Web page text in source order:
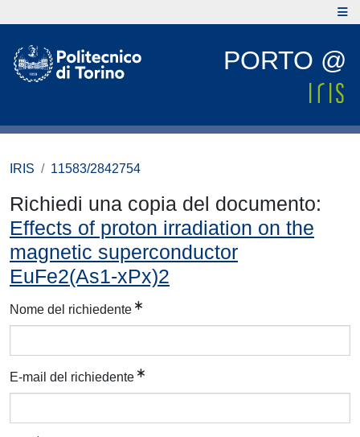
PORTO @
IRIS 11583/2842754
Richiedi una copia del documento:
Effects of proton irradiation on the
magnetic superconductor
EuFe2(As1-xPx)2
Nome del richiedente
E-mail del richiedente